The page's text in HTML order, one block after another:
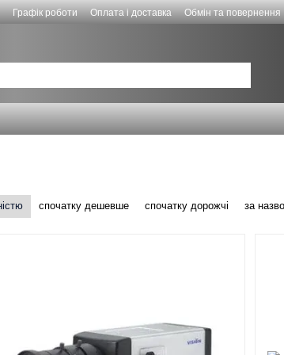
Графік роботи Оплата і доставка Обмін та повернення
спочатку дешевше спочатку дорожчі за